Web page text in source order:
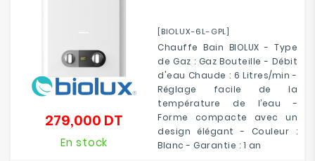
[BIOLUX-6L-GPL]
Chauffe Bain BIOLUX - Type
de Gaz : Gaz Bouteille - Débit
d'eau Chaude : 6 Litres/min -
Réglage facile de la
température de l’eau -
Forme compacte avec un
design élégant - Couleur :
Blanc - Garantie : 1 an
279,000 DT
En stock